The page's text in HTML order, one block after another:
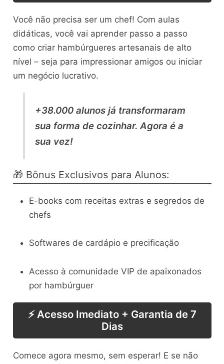
Você não precisa ser um chef! Com aulas
didáticas, você vai aprender passo a passo
como criar hambúrgueres artesanais de alto
nível – seja para impressionar amigos ou iniciar
um negócio lucrativo.
+38.000 alunos já transformaram
sua forma de cozinhar. Agora é a
sua vez!
🎁 Bônus Exclusivos para Alunos:
E-books com receitas extras e segredos de
chefs
Softwares de cardápio e precificação
Acesso à comunidade VIP de apaixonados
por hambúrguer
⚡ Acesso Imediato + Garantia de 7
Dias
Comece agora mesmo, sem esperar! E se não